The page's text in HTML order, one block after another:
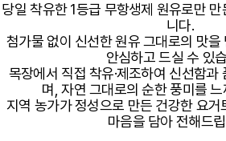
당일 착유한 1등급 무항생제 원유로만
니다.
첨가물 없이 신선한 원유 그대로의 맛을
안심하고 드실 수 있
목장에서 직접 착유·제조하여 신선함과
며, 자연 그대로의 순한 풍미를
지역 농가가 정성으로 만든 건강한 요거
마음을 담아 전해드